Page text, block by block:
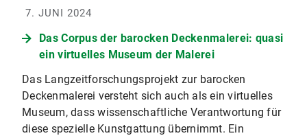
7. JUNI 2024
Das Corpus der barocken Deckenmalerei: quasi
ein virtuelles Museum der Malerei
Das Langzeitforschungsprojekt zur barocken
Deckenmalerei versteht sich auch als ein virtuelles
Museum, dass wissenschaftliche Verantwortung für
diese spezielle Kunstgattung übernimmt. Ein